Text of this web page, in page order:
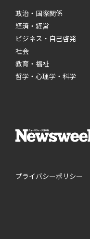
政治・国際関係
経済・経営
ビジネス・自己啓発
社会
教育・福祉
哲学・心理学・科学
プライバシーポリシー